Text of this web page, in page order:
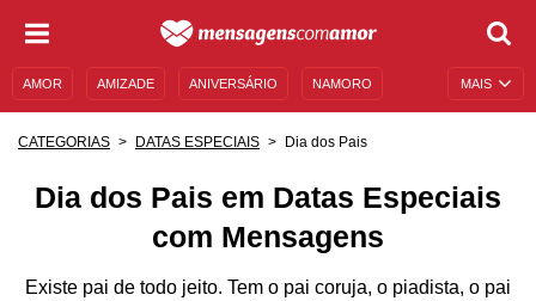
MAIS
AMOR AMIZADE ANIVERSÁRIO NAMORO
CATEGORIAS DATAS ESPECIAIS Dia dos Pais
Dia dos Pais em Datas Especiais
com Mensagens
Existe pai de todo jeito. Tem o pai coruja, o piadista, o pai